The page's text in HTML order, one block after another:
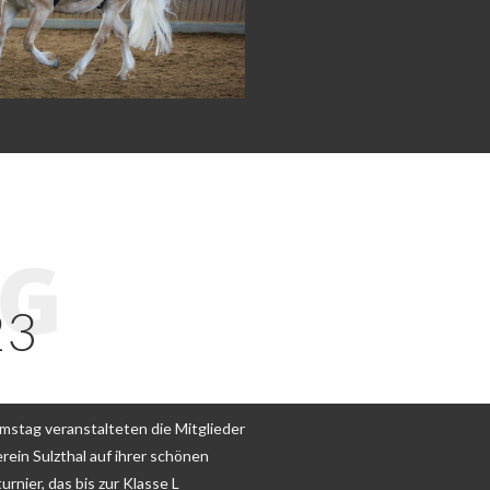
veranstalteten die Mitglieder
Sulzthal auf ihrer schönen
das bis zur Klasse L